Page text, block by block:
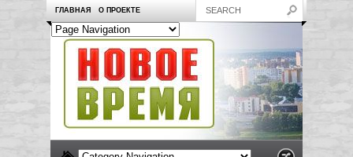
ГЛАВНАЯ О ПРОЕКТЕ